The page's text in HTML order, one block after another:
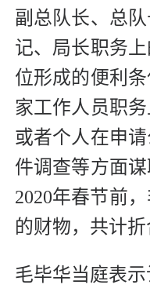
副总队长、总
记、局长职务
位形成的便利
家工作人员职
或者个人在申
件调查等方面
2020年春节前
的财物，共计折
毛毕华当庭表示